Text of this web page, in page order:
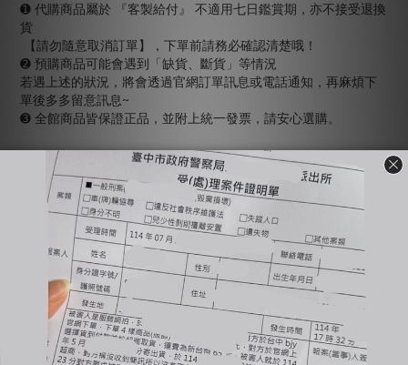
➊ 代購商品屬於 『客製給付』 不適用七日鑑賞期，亦不接受退換
貨
【請勿隨意取消訂單】，下單前請務必確認清楚哦！
➋ 預購商品可能會遇到「缺貨、斷貨」等情況
若遇上述的狀況，將會透過官網訂單訊息或電話通知，再麻煩下
單後多多留意訊息~
➌ 全館商品皆保證正品，並附上統一發票，請安心選購。
-
🔺國定假日統一不出貨、不回覆訊息（上班日會依序回覆）
🔺全賣場【現貨】1-3工作天出貨，【預購or代購】依賣場備註工
🔺商品有溢膠、小線頭皆為正常現象非瑕疵，完美主義者不要下
單，自行到店面購買
🔺使用貨到付款惡意不取貨一律提告，並加入黑名單
🔺賣場商品可以退換貨，需先與客服確認庫存狀況；原商品外包
裝必須保持完整＆吊牌不能拆剪才能退換貨（退換貨須知請詳售
後小卡）
🔺商品一旦下水任何理由皆不接受退換貨